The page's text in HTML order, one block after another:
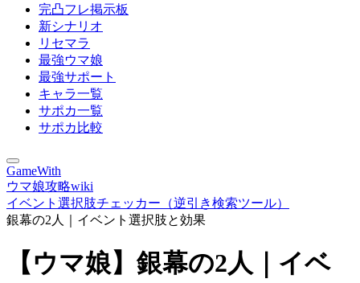
完凸フレ掲示板
新シナリオ
リセマラ
最強ウマ娘
最強サポート
キャラ一覧
サポカ一覧
サポカ比較
GameWith
ウマ娘攻略wiki
イベント選択肢チェッカー（逆引き検索ツール）
銀幕の2人｜イベント選択肢と効果
【ウマ娘】銀幕の2人｜イベ